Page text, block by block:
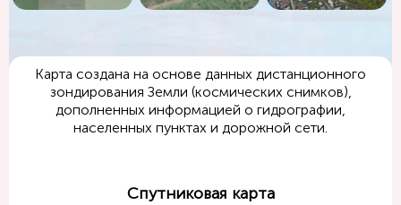
Карта создана на основе данных дистанционного
зондирования Земли (космических снимков),
дополненных информацией о гидрографии,
населенных пунктах и дорожной сети.
Спутниковая карта